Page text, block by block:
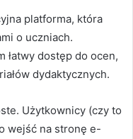
platforma, która
o uczniach.
łatwy dostęp do ocen,
dydaktycznych.
Użytkownicy (czy to
wejść na stronę e-